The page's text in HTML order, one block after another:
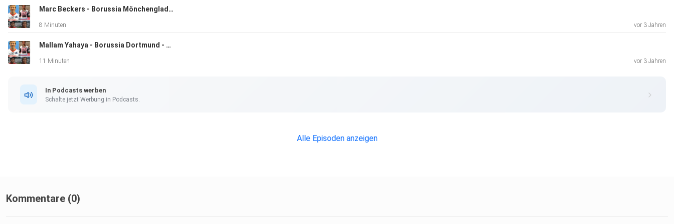
Marc Beckers - Borussia Mönchengladbach - Die Vergessenen der Bundesliga
8 Minuten vor 3 Jahren
Mallam Yahaya - Borussia Dortmund - Die Vergessenen der Bundesliga
11 Minuten vor 3 Jahren
In Podcasts werben
Schalte jetzt Werbung in Podcasts.
Alle Episoden anzeigen
Kommentare (0)